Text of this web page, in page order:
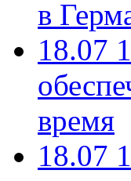
в
18.07
время
18.07